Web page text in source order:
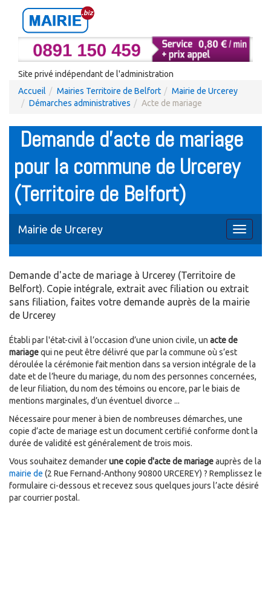
Site privé indépendant de l'administration
Accueil
Mairies Territoire de Belfort
Mairie de Urcerey
Démarches administratives
Acte de mariage
Demande d'acte de mariage
pour la commune de Urcerey
(Territoire de Belfort)
Toggle
Mairie de Urcerey
Demande d'acte de mariage à Urcerey (Territoire de
Belfort). Copie intégrale, extrait avec filiation ou extrait
sans filiation, faites votre demande auprès de la mairie
de Urcerey
Établi par l'état-civil à l’occasion d’une union civile, un acte de
mariagequi ne peut être délivré que par la commune où s’est
déroulée la cérémonie fait mention dans sa version intégrale de la
date et de l’heure du mariage, du nom des personnes concernées,
de leur filiation, du nom des témoins ou encore, par le biais de
mentions marginales, d’un éventuel divorce ...
Nécessaire pour mener à bien de nombreuses démarches, une
copie d’acte de mariage est un document certifié conforme dont la
durée de validité est généralement de trois mois.
Vous souhaitez demanderune copie d'acte de mariageauprès de la
mairie de (2 Rue Fernand-Anthony 90800 URCEREY) ? Remplissez le
formulaire ci-dessous et recevez sous quelques jours l’acte désiré
par courrier postal.